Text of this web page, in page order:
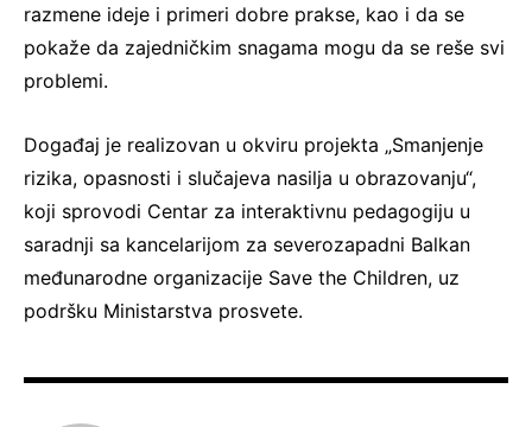
razmene ideje i primeri dobre prakse, kao i da se
pokaže da zajedničkim snagama mogu da se reše svi
problemi.
Događaj je realizovan u okviru projekta „Smanjenje
rizika, opasnosti i slučajeva nasilja u obrazovanju“,
koji sprovodi Centar za interaktivnu pedagogiju u
saradnji sa kancelarijom za severozapadni Balkan
međunarodne organizacije Save the Children, uz
podršku Ministarstva prosvete.